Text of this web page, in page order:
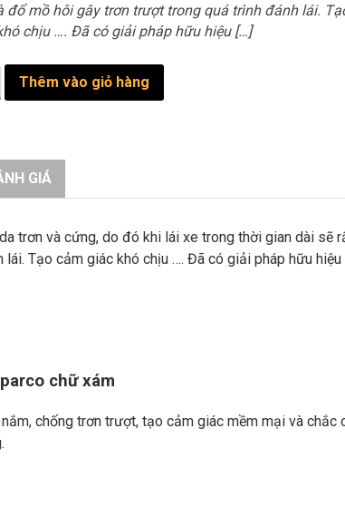
đổ mồ hôi gây trơn trượt trong quá trình đánh lái.
chịu …. Đã có giải pháp hữu hiệu […]
Thêm vào giỏ hàng
GIÁ
trơn và cứng, do đó khi lái xe trong thời gian dài sẽ
Tạo cảm giác khó chịu …. Đã có giải pháp hữu hiệu
chữ xám
chống trơn trượt, tạo cảm giác mềm mại và chắc